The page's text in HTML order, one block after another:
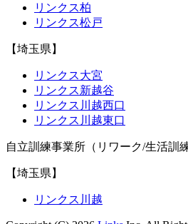
リンクス柏
リンクス松戸
【埼玉県】
リンクス大宮
リンクス新越谷
リンクス川越西口
リンクス川越東口
自立訓練事業所（リワーク/生活訓練
【埼玉県】
リンクス川越